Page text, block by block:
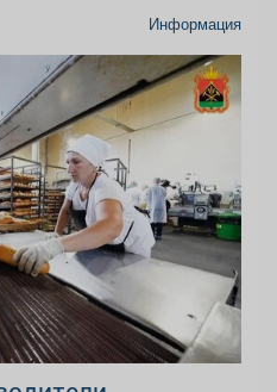
Информация